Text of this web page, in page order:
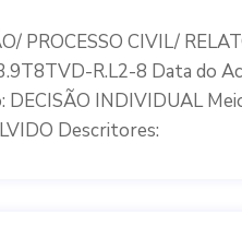
PROCESSO CIVIL/
R.L2-8 Data do
DECISÃO INDIVIDUAL
Descritores: